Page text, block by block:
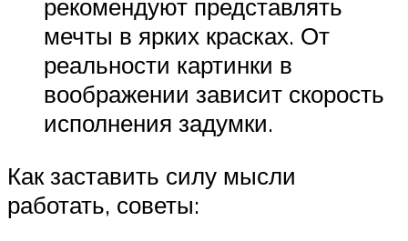
рекомендуют представлять
мечты в ярких красках. От
реальности картинки в
воображении зависит скорость
исполнения задумки.
Как заставить силу мысли
работать, советы: